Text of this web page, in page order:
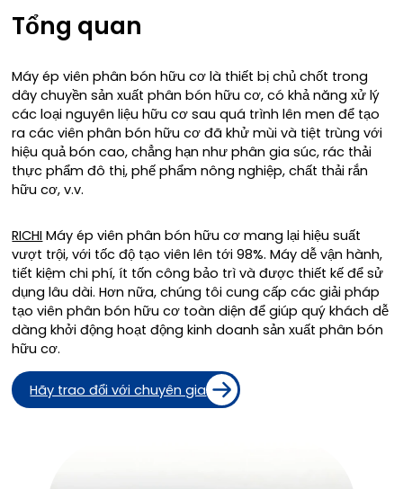
Tổng quan
Máy ép viên phân bón hữu cơ là thiết bị chủ chốt trong
dây chuyền sản xuất phân bón hữu cơ, có khả năng xử lý
các loại nguyên liệu hữu cơ sau quá trình lên men để tạo
ra các viên phân bón hữu cơ đã khử mùi và tiệt trùng với
hiệu quả bón cao, chẳng hạn như phân gia súc, rác thải
thực phẩm đô thị, phế phẩm nông nghiệp, chất thải rắn
hữu cơ, v.v.
RICHI Máy ép viên phân bón hữu cơ mang lại hiệu suất
vượt trội, với tốc độ tạo viên lên tới 98%. Máy dễ vận hành,
tiết kiệm chi phí, ít tốn công bảo trì và được thiết kế để sử
dụng lâu dài. Hơn nữa, chúng tôi cung cấp các giải pháp
tạo viên phân bón hữu cơ toàn diện để giúp quý khách dễ
dàng khởi động hoạt động kinh doanh sản xuất phân bón
hữu cơ.
Hãy trao đổi với chuyên gia